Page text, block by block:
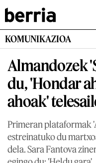
KOMUNIKAZIOA
Almandozek
du, 'Hondar
ahoak'
Primeran plataformak
estreinatuko du
dela. Sara Fantova